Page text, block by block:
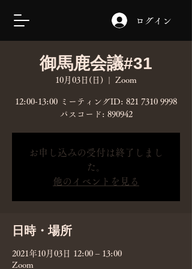
ログイン
御馬鹿会議#31
10月03日(日) Zoom
12:00-13:00 ミーティングID: 821 7310 9998
パスコード: 890942
お申し込みの受付は終了しまし
た。
他のイベントを見る
日時・場所
2021年10月03日 12:00 – 13:00
Zoom